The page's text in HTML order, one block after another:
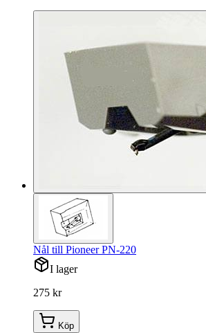
Nål till Pioneer PN-220
I lager
275 kr
Köp